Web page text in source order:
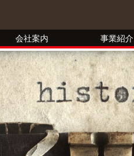
会社案内 事業紹介